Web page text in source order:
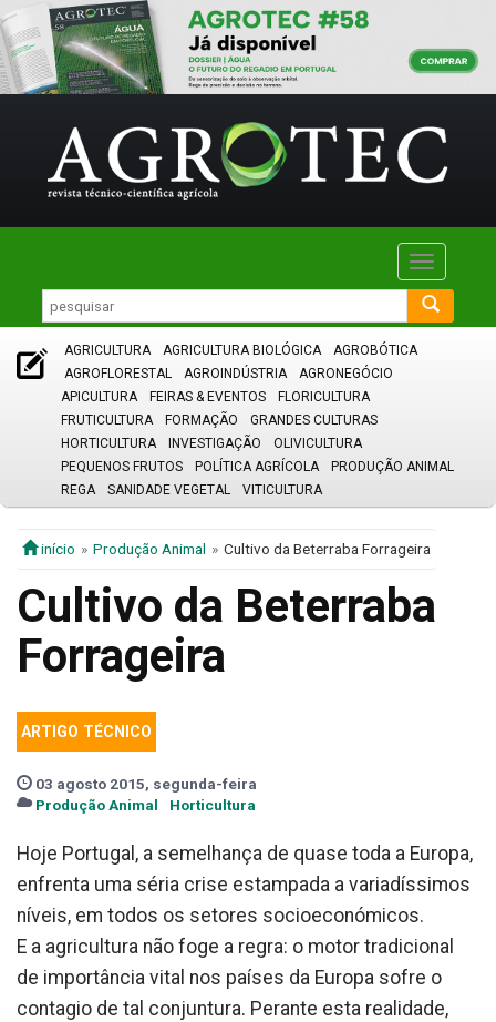
Toggle
AGRICULTURA AGRICULTURA BIOLÓGICA
AGROBÓTICA
AGROFLORESTAL
AGROINDÚSTRIA
AGRONEGÓCIO
APICULTURA
FEIRAS & EVENTOS
FLORICULTURA
FRUTICULTURA
FORMAÇÃO
GRANDES CULTURAS
HORTICULTURA
INVESTIGAÇÃO
OLIVICULTURA
PEQUENOS FRUTOS
POLÍTICA AGRÍCOLA
PRODUÇÃO ANIMAL
REGA
SANIDADE VEGETAL VITICULTURA
início Produção Animal Cultivo da Beterraba Forrageira
Cultivo da Beterraba
Forrageira
ARTIGO TÉCNICO
03 agosto 2015, segunda-feira
Produção Animal
Horticultura
Hoje Portugal, a semelhança de quase toda a Europa,
enfrenta uma séria crise estampada a variadíssimos
níveis, em todos os setores socioeconómicos.
E a agricultura não foge a regra: o motor tradicional
de importância vital nos países da Europa sofre o
contagio de tal conjuntura. Perante esta realidade,